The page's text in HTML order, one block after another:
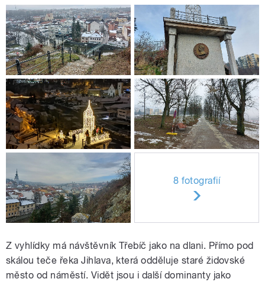
8 fotografií
Z vyhlídky má návštěvník Třebíč jako na dlani. Přímo pod
skálou teče řeka Jihlava, která odděluje staré židovské
město od náměstí. Vidět jsou i další dominanty jako